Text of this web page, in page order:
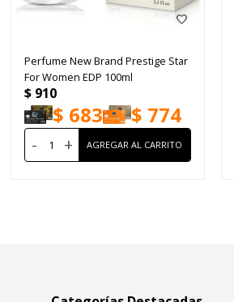
Perfume New Brand Prestige Star
For Women EDP 100ml
$ 910
$ 683 $ 774
- +